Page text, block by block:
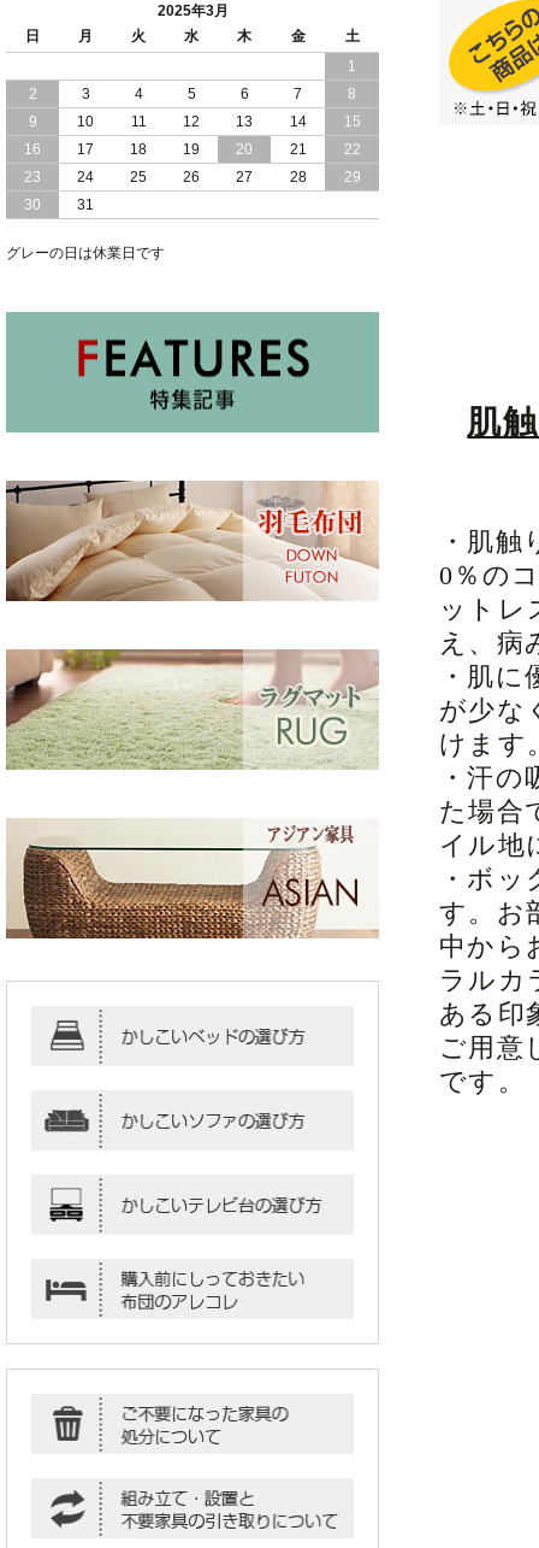
肌
・肌
0％の
ットレ
え、病
・肌
が少な
けます
・汗
た場合
イル地
・ボ
す。お
中から
ラルカ
ある印
ご用意
です。
2025/01/08
寝室 くつろぎ 和モダン 空間 セキスイ
美草 使用 大容量 収納 跳ね上げ式 畳 ベ
ッド 日本製
2025/01/05
照明 コンセント 棚式 ヘッドボード 付
き 大容量 収納 跳ね上げ式 ベッド
2025年3月
日
月 火 水 木 金
土
1
2
3 4 5 6 7
8
9
10 11 12 13 14
15
16
17 18 19 20 21
22
23
24 25 26 27 28
29
30
31
グレーの日は休業日です